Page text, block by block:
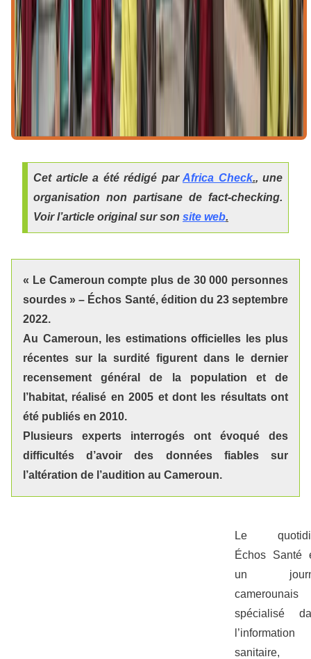
Cet article a été rédigé par Africa Check., une
organisation non partisane de fact-checking.
Voir l’article original sur son site web.
« Le Cameroun compte plus de 30 000 personnes
sourdes» – Échos Santé, édition du 23 septembre
2022.
Au Cameroun, les estimations officielles les plus
récentes sur la surdité figurent dans le dernier
recensement général de la population et de
l’habitat, réalisé en 2005 et dont les résultats ont
été publiés en 2010.
Plusieurs experts interrogés ont évoqué des
difficultés d’avoir des données fiables sur
l’altération de l’audition au Cameroun.
Le
Échos Santé
un
camerounais
spécialisé
l’information
sanitaire,